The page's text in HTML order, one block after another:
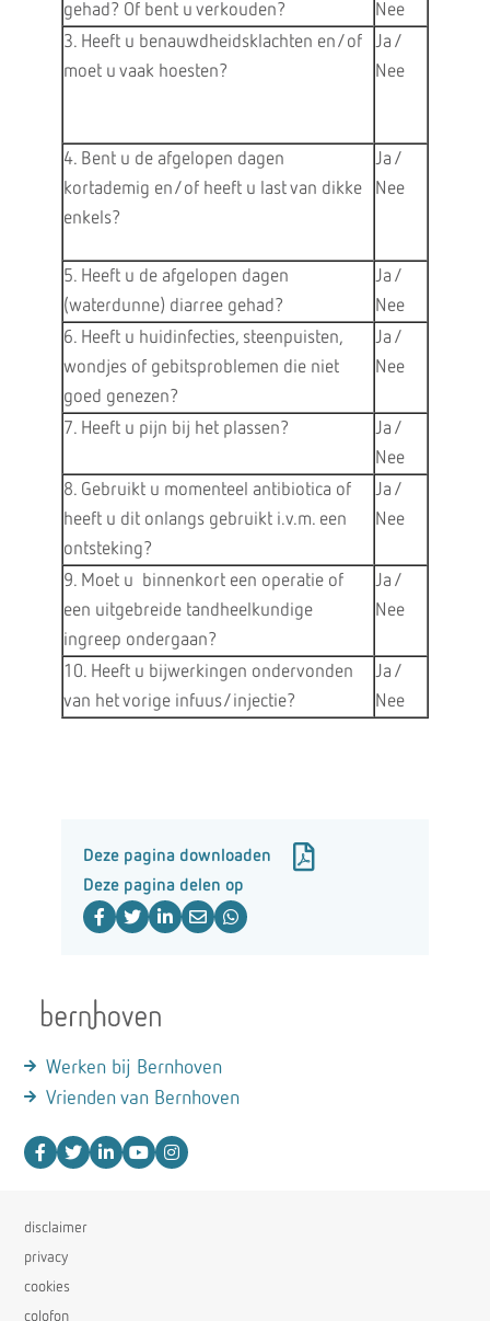
gehad? Of bent u verkouden?
Nee
3. Heeft u benauwdheidsklachten en/of
moet u vaak hoesten?
Ja /
Nee
4. Bent u de afgelopen dagen
kortademig en/of heeft u last van dikke
enkels?
Ja /
Nee
5. Heeft u de afgelopen dagen
(waterdunne) diarree gehad?
Ja /
Nee
6. Heeft u huidinfecties, steenpuisten,
wondjes of gebitsproblemen die niet
goed genezen?
Ja /
Nee
7. Heeft u pijn bij het plassen?
Ja /
Nee
8. Gebruikt u momenteel antibiotica of
heeft u dit onlangs gebruikt i.v.m. een
ontsteking?
Ja /
Nee
9. Moet u binnenkort een operatie of
een uitgebreide tandheelkundige
ingreep ondergaan?
Ja /
Nee
10. Heeft u bijwerkingen ondervonden
van het vorige infuus/injectie?
Ja /
Nee
Deze pagina downloaden
Deze pagina delen op
Werken bij Bernhoven
Vrienden van Bernhoven
disclaimer
privacy
cookies
colofon